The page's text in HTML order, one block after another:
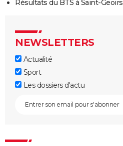
Résultats du BTS à Saint-Geoirs
NEWSLETTERS
Actualité
Sport
Les dossiers d'actu